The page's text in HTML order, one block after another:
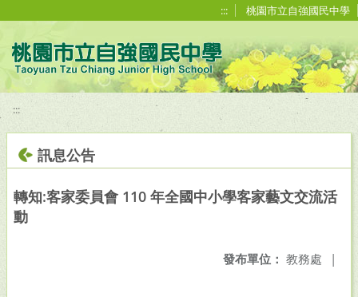
::: 桃園市立自強國民中學
:::
訊息公告
轉知:客家委員會 110 年全國中小學客家藝文交流活
動
發布單位： 教務處 |